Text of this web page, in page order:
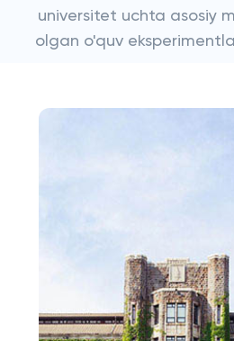
universitet uchta asosiy
olgan o'quv